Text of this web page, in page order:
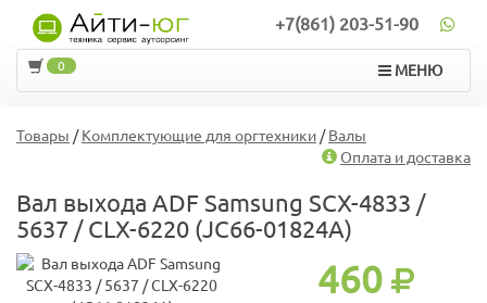
+7(861) 203-51-90
МЕНЮ
0
Товары /Комплектующие для оргтехники/Валы
Оплата и доставка
Вал выхода ADF Samsung SCX-4833 /
5637 / CLX-6220 (JC66-01824A)
460